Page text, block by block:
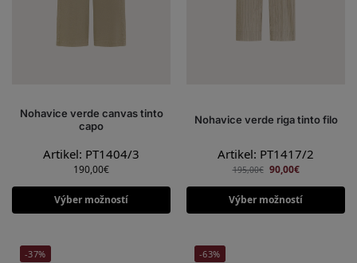
Nohavice verde canvas tinto
capo
Artikel: PT1404/3
190,00€
Výber možností
Nohavice verde riga tinto filo
Artikel: PT1417/2
195,00€ 90,00€
Výber možností
-37% -63%